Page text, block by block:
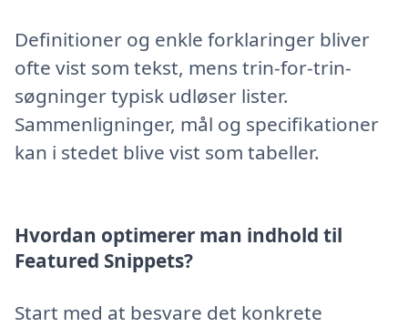
Definitioner og enkle forklaringer bliver
ofte vist som tekst, mens trin-for-trin-
søgninger typisk udløser lister.
Sammenligninger, mål og specifikationer
kan i stedet blive vist som tabeller.
Hvordan optimerer man indhold til
Featured Snippets?
Start med at besvare det konkrete